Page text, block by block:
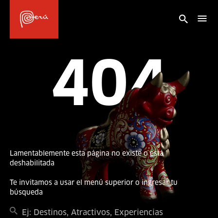
404
Lamentablemente esta página no existe o está
deshabilitada
Te invitamos a usar el menú superior o ingresar tu
búsqueda